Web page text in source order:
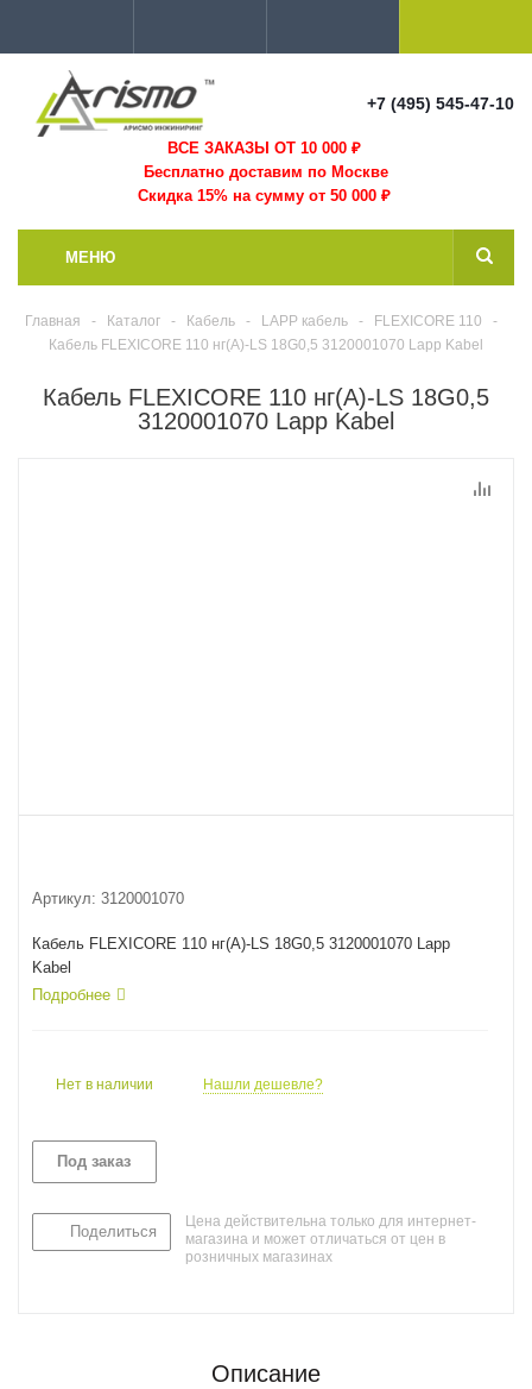
+7 (495) 545-47-10
ВСЕ ЗАКАЗЫ ОТ 10 000₽
Бесплатно доставим по Москве
Скидка 15% на сумму от 50 000 ₽
МЕНЮ
Главная - Каталог - Кабель - LAPP кабель - FLEXICORE 110
-
Кабель FLEXICORE 110 нг(А)-LS 18G0,5 3120001070 Lapp Kabel
Кабель FLEXICORE 110 нг(А)-LS 18G0,5
3120001070 Lapp Kabel
Артикул: 3120001070
Кабель FLEXICORE 110 нг(А)-LS 18G0,5 3120001070 Lapp
Kabel
Подробнее
Нет в наличии Нашли дешевле?
Под заказ
Поделиться
Цена действительна только для интернет-
магазина и может отличаться от цен в
розничных магазинах
Описание